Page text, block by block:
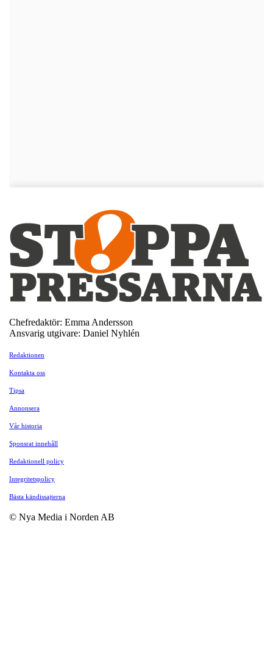
Chefredaktör: Emma Andersson
Ansvarig utgivare: Daniel Nyhlén
Redaktionen
Kontakta oss
Tipsa
Annonsera
Vår historia
Sponsrat innehåll
Redaktionell policy
Integritetspolicy
Bästa kändissajterna
© Nya Media i Norden AB